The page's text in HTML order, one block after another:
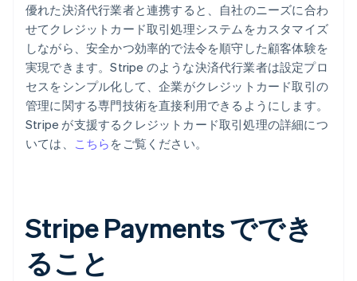
優れた決済代行業者と連携すると、自社のニーズに合わ
せてクレジットカード取引処理システムをカスタマイズ
しながら、安全かつ効率的で法令を順守した顧客体験を
実現できます。Stripe のような決済代行業者は設定プロ
セスをシンプル化して、企業がクレジットカード取引の
管理に関する専門技術を直接利用できるようにします。
Stripe が支援するクレジットカード取引処理の詳細につ
いては、
こちら をご覧ください。
Stripe Payments ででき
ること